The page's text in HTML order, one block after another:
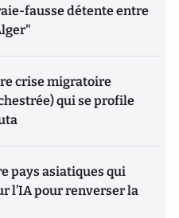
fausse détente entre
crise migratoire
qui se profile
pays asiatiques qui
l’IA pour renverser la